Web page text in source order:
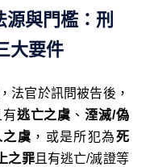
與門檻：刑
大要件
法官於訊問被告後，
逃亡之虞 、湮滅/偽
虞 ，或是所犯為死
之罪且有逃亡/滅證等